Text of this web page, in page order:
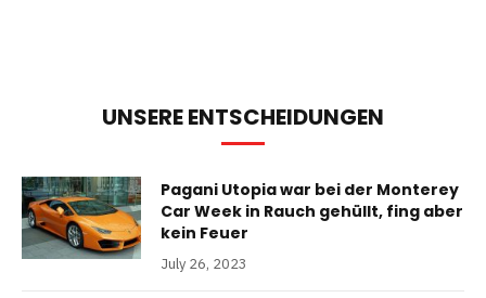
UNSERE ENTSCHEIDUNGEN
Pagani Utopia war bei der Monterey
Car Week in Rauch gehüllt, fing aber
kein Feuer
July 26, 2023